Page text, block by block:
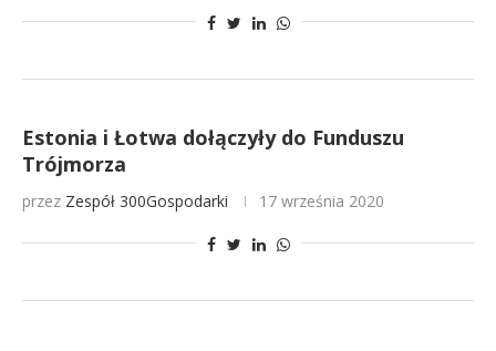
Estonia i Łotwa dołączyły do Funduszu
Trójmorza
przez Zespół 300Gospodarki 17 września 2020